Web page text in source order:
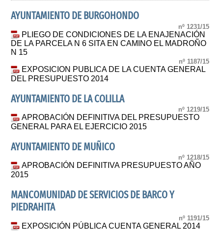
AYUNTAMIENTO DE BURGOHONDO
nº 1231/15
PLIEGO DE CONDICIONES DE LA ENAJENACIÓN
DE LA PARCELA N 6 SITA EN CAMINO EL MADROÑO
N 15
nº 1187/15
EXPOSICION PUBLICA DE LA CUENTA GENERAL
DEL PRESUPUESTO 2014
AYUNTAMIENTO DE LA COLILLA
nº 1219/15
APROBACIÓN DEFINITIVA DEL PRESUPUESTO
GENERAL PARA EL EJERCICIO 2015
AYUNTAMIENTO DE MUÑICO
nº 1218/15
APROBACIÓN DEFINITIVA PRESUPUESTO AÑO
2015
MANCOMUNIDAD DE SERVICIOS DE BARCO Y
PIEDRAHITA
nº 1191/15
EXPOSICIÓN PÚBLICA CUENTA GENERAL 2014